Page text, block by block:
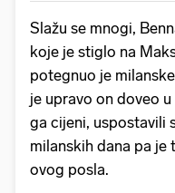
Slažu se mnogi,
koje je stiglo na
potegnuo je
je upravo on doveo
ga cijeni, uspostavili
milanskih dana pa je
ovog posla.